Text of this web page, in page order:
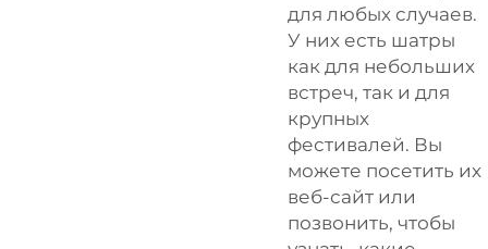
для любых случаев.
У них есть шатры
как для небольших
встреч, так и для
крупных
фестивалей. Вы
можете посетить их
веб-сайт или
позвонить, чтобы